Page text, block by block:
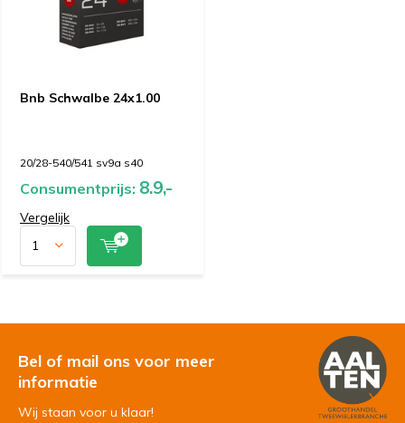
Bnb Schwalbe 24x1.00
20/28-540/541 sv9a s40
Consumentprijs: 8.9,-
Vergelijk
Bel of mail ons voor meer
informatie
Wij staan voor u klaar!